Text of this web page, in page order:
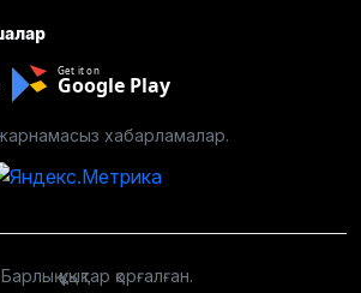
Get it on
Google Play
хабарламалар.
құқықтар қорғалған.